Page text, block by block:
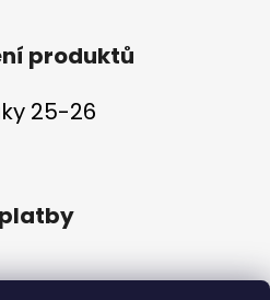
produktů
25-26
je 5 z 5 hvězdiček.